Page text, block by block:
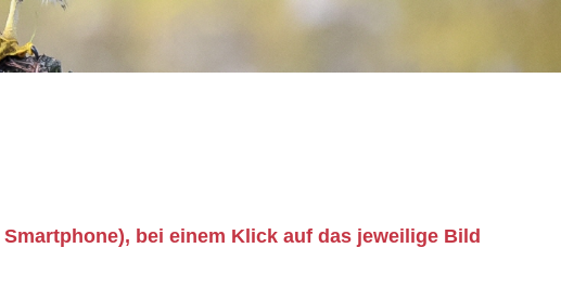
bei einem Klick auf das jeweilige Bild